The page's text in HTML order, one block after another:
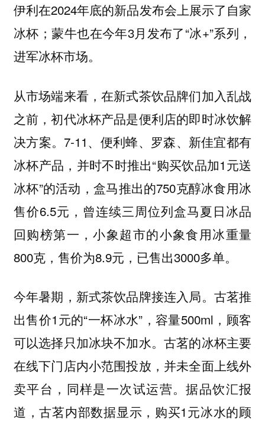
伊利在2024年底的新品发布会上展示了自家
冰杯；蒙牛也在今年3月发布了“冰+”系列，
进军冰杯市场。
从市场端来看，在新式茶饮品牌们加入乱战
之前，初代冰杯产品是便利店的即时冰饮解
决方案。7-11、便利蜂、罗森、新佳宜都有
冰杯产品，并时不时推出“购买饮品加1元送
冰杯”的活动，盒马推出的750克醇冰食用冰
售价6.5元，曾连续三周位列盒马夏日冰品
回购榜第一，小象超市的小象食用冰重量
800克，售价为8.9元，已售出3000多单。
今年暑期，新式茶饮品牌接连入局。古茗推
出售价1元的“一杯冰水”，容量500ml，顾客
可以选择只加冰块不加水。古茗的冰杯主要
在线下门店内小范围投放，并未全面上线外
卖平台，同样是一次试运营。据品饮汇报
道，古茗内部数据显示，购买1元冰水的顾